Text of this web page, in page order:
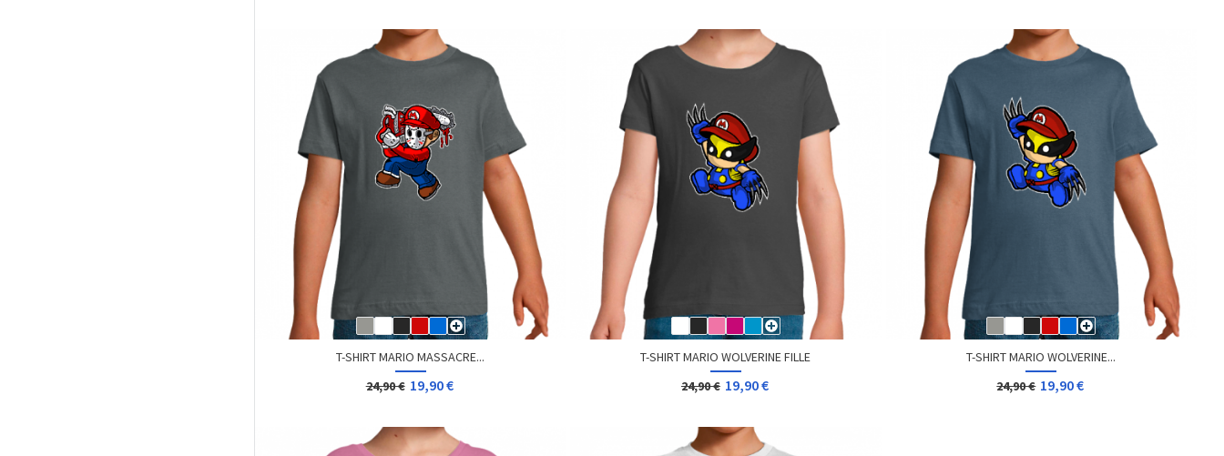
T-SHIRT MARIO MASSACRE...
24,90 € 19,90 €
T-SHIRT MARIO WOLVERINE FILLE
24,90 € 19,90 €
T-SHIRT MARIO WOLVERINE...
24,90 € 19,90 €